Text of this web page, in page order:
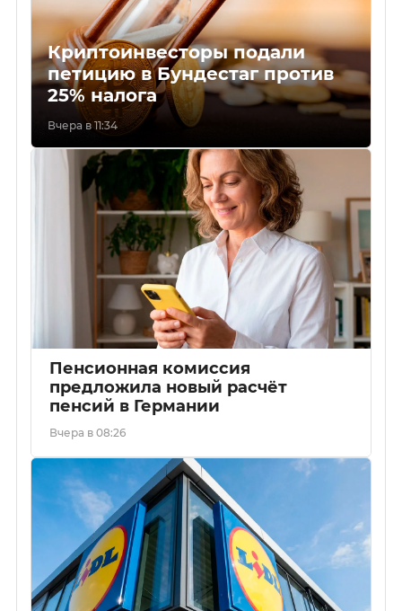
Криптоинвесторы подали
петицию в Бундестаг против
25% налога
Вчера в 11:34
Пенсионная комиссия
предложила новый расчёт
пенсий в Германии
Вчера в 08:26